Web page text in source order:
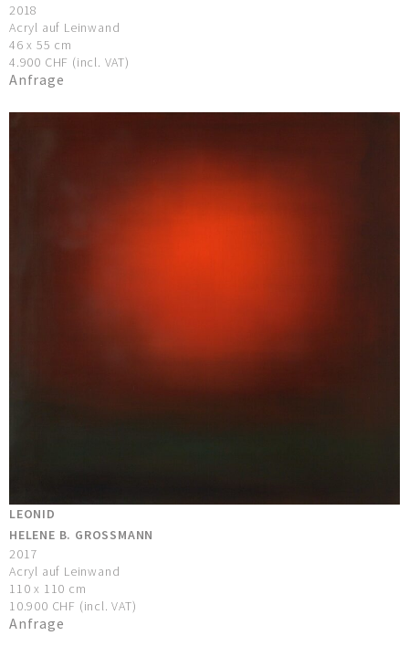
2018
Acryl auf Leinwand
46 x 55 cm
4.900 CHF (incl. VAT)
Anfrage
LEONID
HELENE B. GROSSMANN
2017
Acryl auf Leinwand
110 x 110 cm
10.900 CHF (incl. VAT)
Anfrage